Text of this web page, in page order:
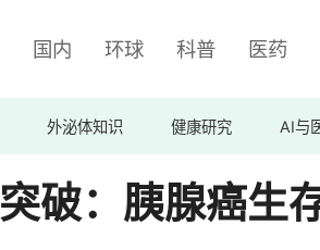
国内 环球 科普 医药
外泌体知识 健康研究 AI与
破：胰腺癌生